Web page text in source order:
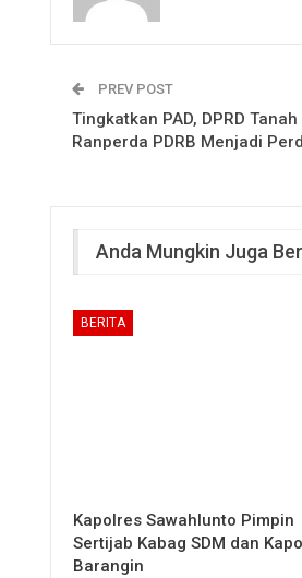
PREV POST
Tingkatkan PAD, DPRD
Ranperda PDRB Menjadi
Anda Mungkin Juga
BERITA
Kapolres Sawahlunto Pimpin
Sertijab Kabag SDM dan
Barangin